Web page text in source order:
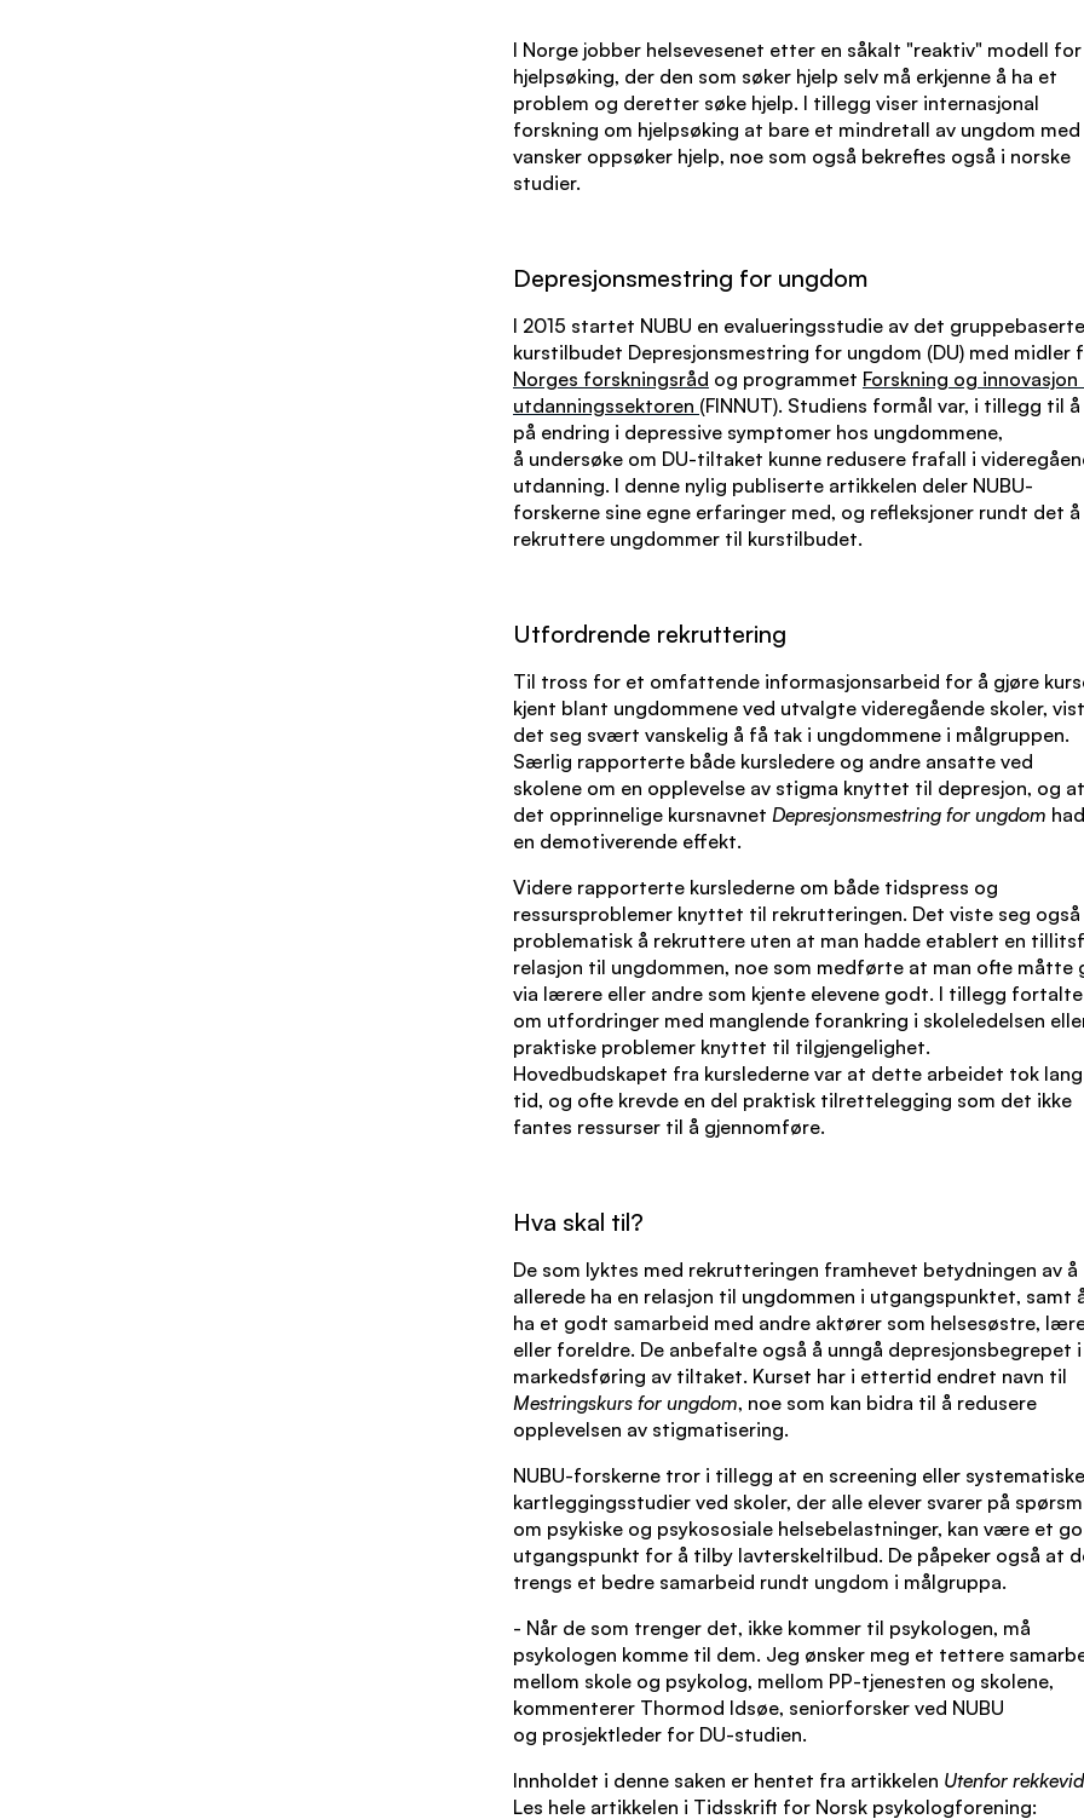
I Norge jobber helsevesenet etter en såkalt "reaktiv" modell for
hjelpsøking, der den som søker hjelp selv må erkjenne å ha et
problem og deretter søke hjelp. I tillegg viser internasjonal
forskning om hjelpsøking at bare et mindretall av ungdom med
vansker oppsøker hjelp, noe som også bekreftes også i norske
studier.
Depresjonsmestring for ungdom
I 2015 startet NUBU en evalueringsstudie av det gruppebaserte
kurstilbudet Depresjonsmestring for ungdom (DU) med midler
Norges forskningsråd og programmet Forskning og innovasjon
utdanningssektoren (FINNUT). Studiens formål var, i tillegg til å
på endring i depressive symptomer hos ungdommene,
å undersøke om DU-tiltaket kunne redusere frafall i
utdanning. I denne nylig publiserte artikkelen deler NUBU-
forskerne sine egne erfaringer med, og refleksjoner rundt det å
rekruttere ungdommer til kurstilbudet.
Utfordrende rekruttering
Til tross for et omfattende informasjonsarbeid for å gjøre
kjent blant ungdommene ved utvalgte videregående skoler,
det seg svært vanskelig å få tak i ungdommene i målgruppen.
Særlig rapporterte både kursledere og andre ansatte ved
skolene om en opplevelse av stigma knyttet til depresjon, og at
det opprinnelige kursnavnet Depresjonsmestring for ungdom
en demotiverende effekt.
Videre rapporterte kurslederne om både tidspress og
ressursproblemer knyttet til rekrutteringen. Det viste seg også
problematisk å rekruttere uten at man hadde etablert en
relasjon til ungdommen, noe som medførte at man ofte måtte
via lærere eller andre som kjente elevene godt. I tillegg
om utfordringer med manglende forankring i skoleledelsen
praktiske problemer knyttet til tilgjengelighet.
Hovedbudskapet fra kurslederne var at dette arbeidet tok lang
tid, og ofte krevde en del praktisk tilrettelegging som det ikke
fantes ressurser til å gjennomføre.
Hva skal til?
De som lyktes med rekrutteringen framhevet betydningen av å
allerede ha en relasjon til ungdommen i utgangspunktet, samt
ha et godt samarbeid med andre aktører som helsesøstre,
eller foreldre. De anbefalte også å unngå depresjonsbegrepet i
markedsføring av tiltaket. Kurset har i ettertid endret navn til
Mestringskurs for ungdom, noe som kan bidra til å redusere
opplevelsen av stigmatisering.
NUBU-forskerne tror i tillegg at en screening eller systematiske
kartleggingsstudier ved skoler, der alle elever svarer på
om psykiske og psykososiale helsebelastninger, kan være et
utgangspunkt for å tilby lavterskeltilbud. De påpeker også at
trengs et bedre samarbeid rundt ungdom i målgruppa.
- Når de som trenger det, ikke kommer til psykologen, må
psykologen komme til dem. Jeg ønsker meg et tettere
mellom skole og psykolog, mellom PP-tjenesten og skolene,
kommenterer Thormod Idsøe, seniorforsker ved NUBU
og prosjektleder for DU-studien.
Innholdet i denne saken er hentet fra artikkelen Utenfor
Les hele artikkelen i Tidsskrift for Norsk psykologforening: